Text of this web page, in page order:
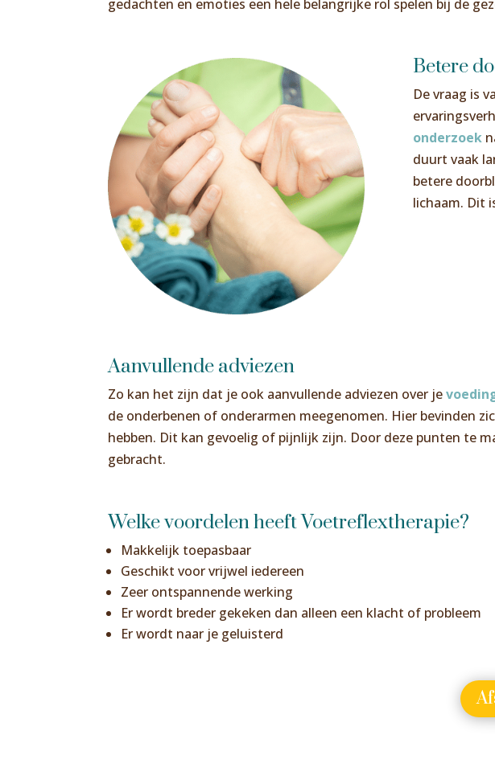
gedachten en emoties een hele belangrijke rol spelen bij de
Betere
De vraag is
onderzoek
duurt vaak
betere
lichaam. Dit
Aanvullende adviezen
Zo kan het zijn dat je ook aanvullende adviezen over je
de onderbenen of onderarmen meegenomen. Hier bevinden
hebben. Dit kan gevoelig of pijnlijk zijn. Door deze punten te
gebracht.
Welke voordelen heeft Voetreflextherapie?
Makkelijk toepasbaar
Geschikt voor vrijwel iedereen
Zeer ontspannende werking
Er wordt breder gekeken dan alleen een klacht of probleem
Er wordt naar je geluisterd